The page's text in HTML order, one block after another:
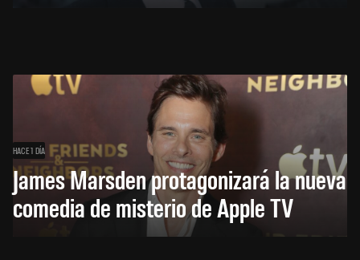
HACE 1 DÍA
James Marsden protagonizará la nueva
comedia de misterio de Apple TV